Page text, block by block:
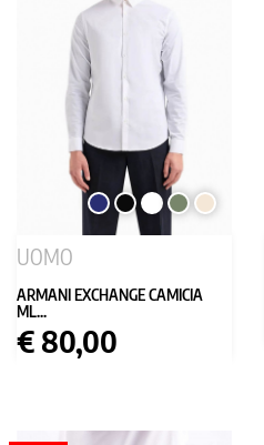
BLU
SCURO
NEROBIANCO
VERDEPANNA
UOMO
ARMANI EXCHANGE CAMICIA
ML...
Prezzo
€ 80,00